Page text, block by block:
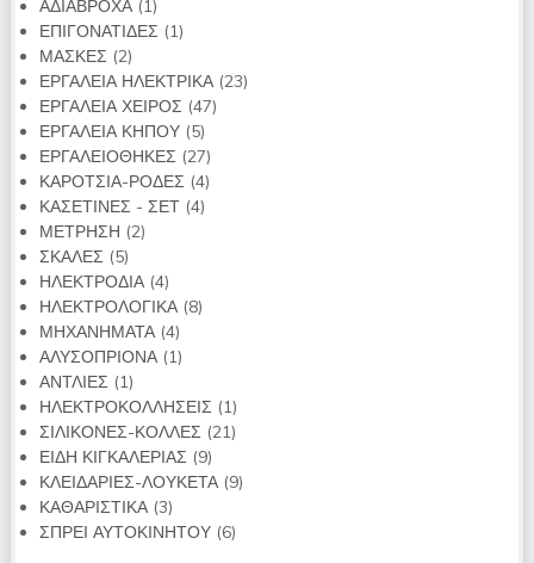
ΑΔΙΑΒΡΟΧΑ 11
προϊόν
ΕΠΙΓΟΝΑΤΙΔΕΣ 11
ΜΑΣΚΕΣ 22
προϊόντα
ΕΡΓΑΛΕΙΑ ΗΛΕΚΤΡΙΚΑ 2323
ΕΡΓΑΛΕΙΑ ΧΕΙΡΟΣ 4747
ΕΡΓΑΛΕΙΑ ΚΗΠΟΥ 55
προϊόντα
ΕΡΓΑΛΕΙΟΘΗΚΕΣ 2727
προϊόντα
ΚΑΡΟΤΣΙΑ-ΡΟΔΕΣ 44
ΚΑΣΕΤΙΝΕΣ - ΣΕΤ 44
ΜΕΤΡΗΣΗ 22
ΣΚΑΛΕΣ 55
προϊόντα
ΗΛΕΚΤΡΟΔΙΑ 44
προϊόντα
ΗΛΕΚΤΡΟΛΟΓΙΚΑ 88
ΜΗΧΑΝΗΜΑΤΑ 44
προϊόντα
ΑΛΥΣΟΠΡΙΟΝΑ 11
ΑΝΤΛΙΕΣ 11
προϊόν
ΗΛΕΚΤΡΟΚΟΛΛΗΣΕΙΣ 11
προϊόν
ΣΙΛΙΚΟΝΕΣ-ΚΟΛΛΕΣ 2121
ΕΙΔΗ ΚΙΓΚΑΛΕΡΙΑΣ 99
προϊόντα
ΚΛΕΙΔΑΡΙΕΣ-ΛΟΥΚΕΤΑ 99
ΚΑΘΑΡΙΣΤΙΚΑ 33
προϊόντα
ΣΠΡΕΙ ΑΥΤΟΚΙΝΗΤΟΥ 66